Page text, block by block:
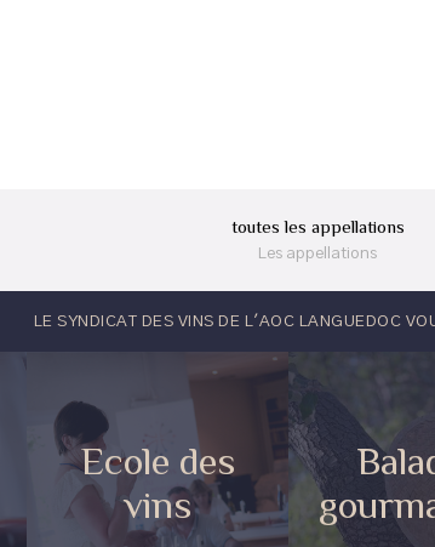
toutes les appellations
Les appellations
LE SYNDICAT DES VINS DE L'AOC LANGUEDOC
Ecole des
vins